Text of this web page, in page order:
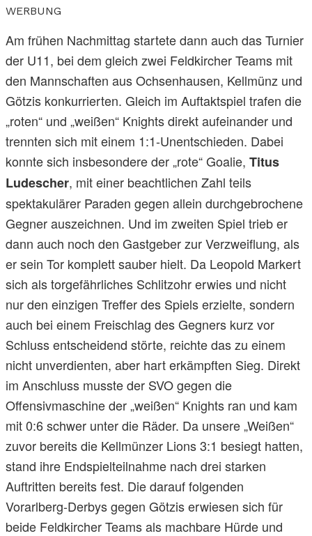
WERBUNG
Am frühen Nachmittag startete dann auch das Turnier
der U11, bei dem gleich zwei Feldkircher Teams mit
den Mannschaften aus Ochsenhausen, Kellmünz und
Götzis konkurrierten. Gleich im Auftaktspiel trafen die
„roten“ und „weißen“ Knights direkt aufeinander und
trennten sich mit einem 1:1-Unentschieden. Dabei
konnte sich insbesondere der „rote“ Goalie, Titus
Ludescher, mit einer beachtlichen Zahl teils
spektakulärer Paraden gegen allein durchgebrochene
Gegner auszeichnen. Und im zweiten Spiel trieb er
dann auch noch den Gastgeber zur Verzweiflung, als
er sein Tor komplett sauber hielt. Da Leopold Markert
sich als torgefährliches Schlitzohr erwies und nicht
nur den einzigen Treffer des Spiels erzielte, sondern
auch bei einem Freischlag des Gegners kurz vor
Schluss entscheidend störte, reichte das zu einem
nicht unverdienten, aber hart erkämpften Sieg. Direkt
im Anschluss musste der SVO gegen die
Offensivmaschine der „weißen“ Knights ran und kam
mit 0:6 schwer unter die Räder. Da unsere „Weißen“
zuvor bereits die Kellmünzer Lions 3:1 besiegt hatten,
stand ihre Endspielteilnahme nach drei starken
Auftritten bereits fest. Die darauf folgenden
Vorarlberg-Derbys gegen Götzis erwiesen sich für
beide Feldkircher Teams als machbare Hürde und